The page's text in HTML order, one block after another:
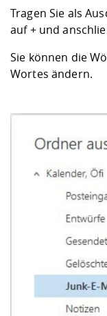
Tragen Sie als
auf + und
Sie können die
Wortes ändern.